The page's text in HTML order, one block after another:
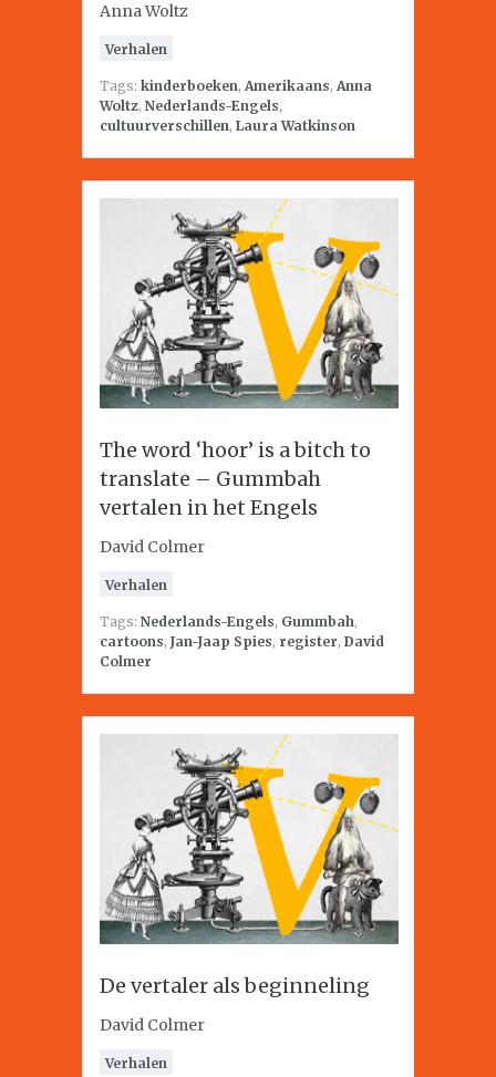
Anna Woltz
Verhalen
Tags: kinderboeken, Amerikaans, Anna
Woltz, Nederlands-Engels,
cultuurverschillen, Laura Watkinson
The word ‘hoor’ is a bitch to
translate – Gummbah
vertalen in het Engels
David Colmer
Verhalen
Tags: Nederlands-Engels, Gummbah,
cartoons, Jan-Jaap Spies, register, David
Colmer
De vertaler als beginneling
David Colmer
Verhalen